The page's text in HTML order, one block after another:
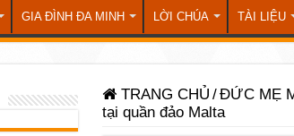
GIA ĐÌNH ĐA MINH LỜI CHÚA TÀI LIỆU
TRANG CHỦ /ĐỨC MẸ
tại quần đảo Malta